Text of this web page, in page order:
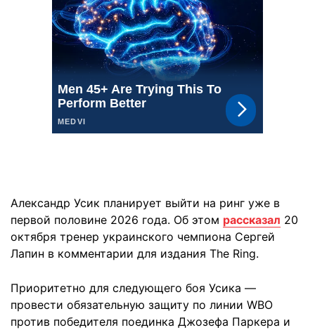
Александр Усик планирует выйти на ринг уже в
первой половине 2026 года. Об этом рассказал 20
октября тренер украинского чемпиона Сергей
Лапин в комментарии для издания The Ring.
Приоритетно для следующего боя Усика —
провести обязательную защиту по линии WBO
против победителя поединка Джозефа Паркера и